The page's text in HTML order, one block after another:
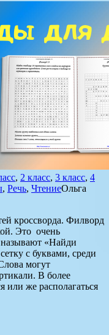
, 2 класс, 3 класс, 4
, Речь, ЧтениеОльга
кроссворда. Филворд
Это очень
называют «Найди
с буквами, среди
могут
В более
или же располагаться